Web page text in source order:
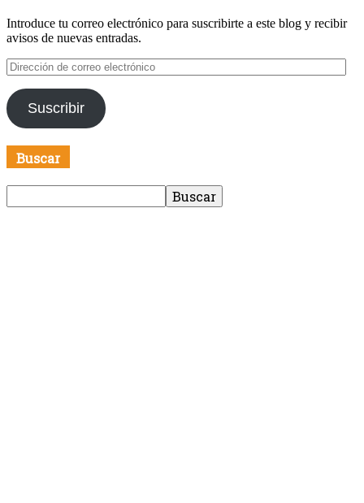
Introduce tu correo electrónico para suscribirte a este blog y recibir
avisos de nuevas entradas.
Dirección
de
correo
electrónico
Suscribir
Buscar